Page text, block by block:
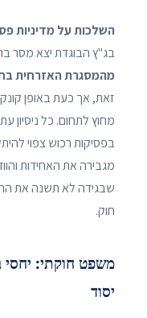
השלכות על מדיניות
בג"ץ הבוגדת יצא מסר
מהמסגרת האזרחית
זאת, אך כעת באופן
מחוץ לתחום. כל ניסיון
בפסיקות רכוש צפוי
מגבירה את האחידות
שבגידה לא תשנה את
חוק.
משפט חוקתי: יחסי
יסוד